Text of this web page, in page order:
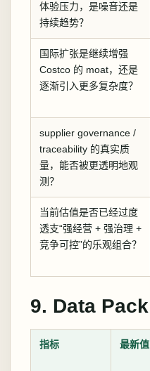
体验压力，是噪音还是
持续趋势？
国际扩张是继续增强
Costco 的 moat，还是
逐渐引入更多复杂度？
supplier governance /
traceability 的真实质
量，能否被更透明地观
测？
当前估值是否已经过度
透支“强经营 + 强治理 +
竞争可控”的乐观组合？
9. Data Pack
指标 最新值